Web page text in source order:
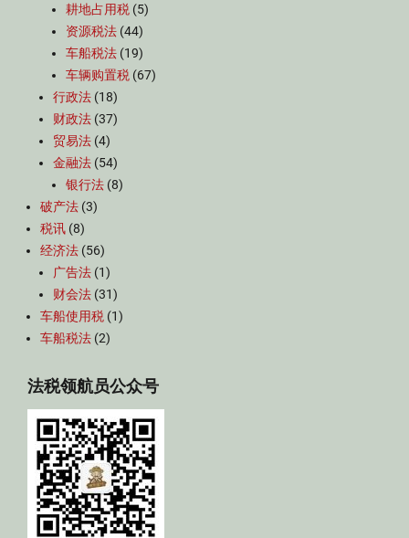
耕地占用税 (5)
资源税法 (44)
车船税法 (19)
车辆购置税 (67)
行政法 (18)
财政法 (37)
贸易法 (4)
金融法 (54)
银行法 (8)
破产法 (3)
税讯 (8)
经济法 (56)
广告法 (1)
财会法 (31)
车船使用税 (1)
车船税法 (2)
法税领航员公众号